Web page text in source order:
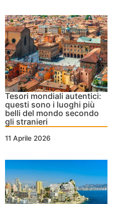
Tesori mondiali autentici:
questi sono i luoghi più
belli del mondo secondo
gli stranieri
11 Aprile 2026